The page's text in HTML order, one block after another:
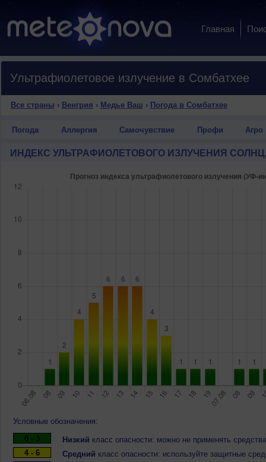
Главная
Ультрафиолетовое излучение в Сомбатхее
Все страны › Венгрия › Медье Ваш › Погода в Сомбатхее
Погода Аллергия Самочувствие Профи Агро
ИНДЕКС УЛЬТРАФИОЛЕТОВОГО ИЗЛУЧЕНИЯ
Условные обозначения:
0 - 3
Низкий класс опасности: можно не применять
4 - 6
Средний класс опасности: используйте защитные